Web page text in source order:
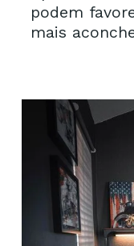
podem
mais